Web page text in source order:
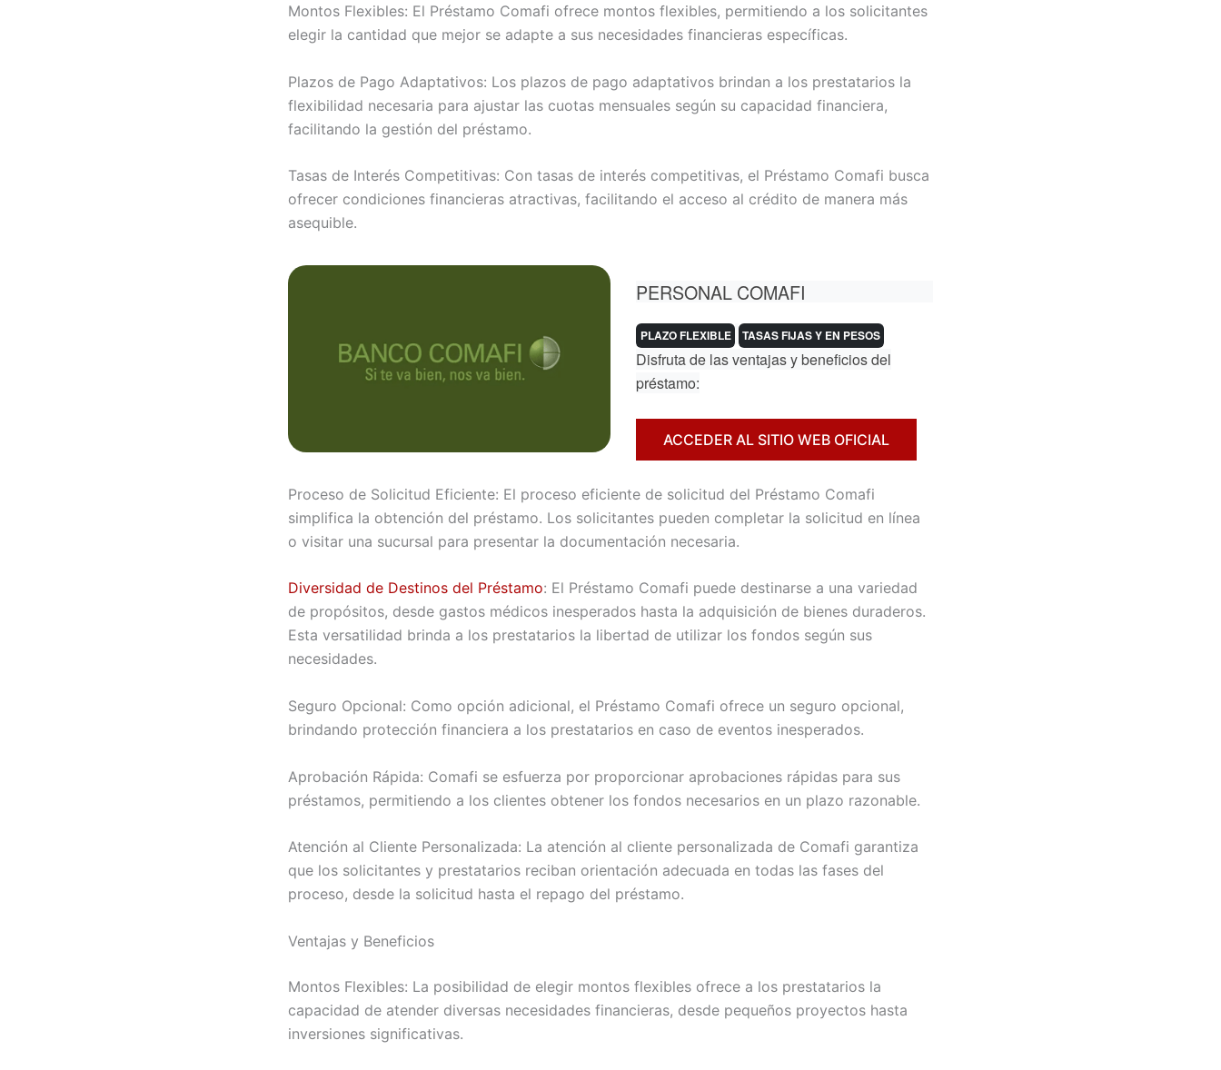
Montos Flexibles: El Préstamo Comafi ofrece montos flexibles, permitiendo a los solicitantes
elegir la cantidad que mejor se adapte a sus necesidades financieras específicas.
Plazos de Pago Adaptativos: Los plazos de pago adaptativos brindan a los prestatarios la
flexibilidad necesaria para ajustar las cuotas mensuales según su capacidad financiera,
facilitando la gestión del préstamo.
Tasas de Interés Competitivas: Con tasas de interés competitivas, el Préstamo Comafi busca
ofrecer condiciones financieras atractivas, facilitando el acceso al crédito de manera más
asequible.
PERSONAL COMAFI
PLAZO FLEXIBLE TASAS FIJAS Y EN PESOS
Disfruta de las ventajas y beneficios del
préstamo:
ACCEDER AL SITIO WEB OFICIAL
Proceso de Solicitud Eficiente: El proceso eficiente de solicitud del Préstamo Comafi
simplifica la obtención del préstamo. Los solicitantes pueden completar la solicitud en línea
o visitar una sucursal para presentar la documentación necesaria.
Diversidad de Destinos del Préstamo: El Préstamo Comafi puede destinarse a una variedad
de propósitos, desde gastos médicos inesperados hasta la adquisición de bienes duraderos.
Esta versatilidad brinda a los prestatarios la libertad de utilizar los fondos según sus
necesidades.
Seguro Opcional: Como opción adicional, el Préstamo Comafi ofrece un seguro opcional,
brindando protección financiera a los prestatarios en caso de eventos inesperados.
Aprobación Rápida: Comafi se esfuerza por proporcionar aprobaciones rápidas para sus
préstamos, permitiendo a los clientes obtener los fondos necesarios en un plazo razonable.
Atención al Cliente Personalizada: La atención al cliente personalizada de Comafi garantiza
que los solicitantes y prestatarios reciban orientación adecuada en todas las fases del
proceso, desde la solicitud hasta el repago del préstamo.
Ventajas y Beneficios
Montos Flexibles: La posibilidad de elegir montos flexibles ofrece a los prestatarios la
capacidad de atender diversas necesidades financieras, desde pequeños proyectos hasta
inversiones significativas.